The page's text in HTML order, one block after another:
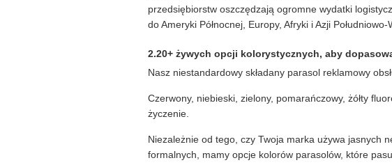
przedsiębiorstw oszczędzają ogromne wydatki
do Ameryki Północnej, Europy, Afryki i Azji Południowo-
2.20+ żywych opcji kolorystycznych, aby
Nasz niestandardowy składany parasol reklamowy
Czerwony, niebieski, zielony, pomarańczowy, żółty
życzenie.
Niezależnie od tego, czy Twoja marka używa jasnych
formalnych, mamy opcje kolorów parasolów, które